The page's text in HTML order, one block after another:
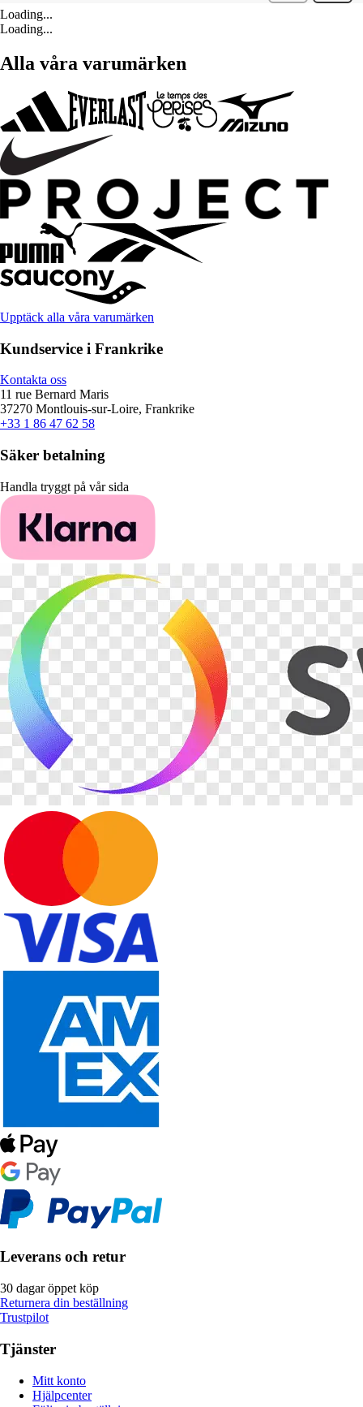
Loading...
Loading...
Alla våra varumärken
Upptäck alla våra varumärken
Kundservice i Frankrike
Kontakta oss
11 rue Bernard Maris
37270 Montlouis-sur-Loire, Frankrike
+33 1 86 47 62 58
Säker betalning
Handla tryggt på vår sida
Leverans och retur
30 dagar öppet köp
Returnera din beställning
Trustpilot
Tjänster
Mitt konto
Hjälpcenter